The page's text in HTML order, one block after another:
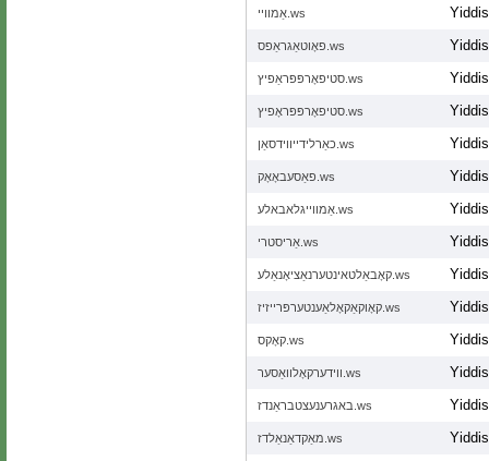
אַמוויי.ws
פאָוטאַגראַפס.ws
סטיפאָרפּפּראַפיץ.ws
סטיפאָרפּפּראָפיץ.ws
כאַרלידייווידסאַן.ws
פאַסעבאָאָק.ws
אַמווייגלאבאלע.ws
אַריסטרי.ws
קאָבאַלטאינטערנאַציאָנאַלע.ws
קאָוקאַקאָלאַענטערפּרייזיז.ws
קאָקס.ws
ווידערקאָלוואַסער.ws
באגרענעצטבראַנדז.ws
מאַקדאַנאַלדז.ws